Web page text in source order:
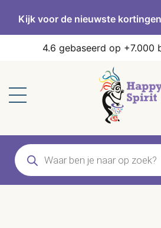
Kijk voor de nieuwste
4.6 gebaseerd op +7.000
Producten
zoeken